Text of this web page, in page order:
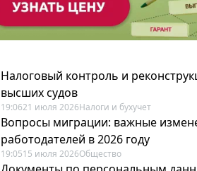
Налоговый контроль и
высших судов
19:0621 июля 2026Налоги и бухучет
Вопросы миграции: важные
работодателей в 2026 году
19:0515 июля 2026Общество